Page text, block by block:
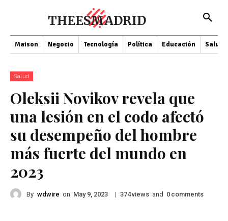
THEESMADRID
Maison Negocio Tecnología Política Educación Salud
Salud
Oleksii Novikov revela que
una lesión en el codo afectó
su desempeño del hombre
más fuerte del mundo en
2023
By wdwire on May 9, 2023 | 374views and 0 comments